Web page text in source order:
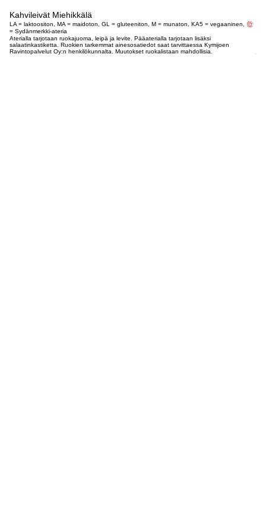
Kahvileivät Miehikkälä
LA = laktoositon, MA = maidoton, GL = gluteeniton, M = munaton, KA5 = vegaaninen,
= Sydänmerkki-ateria
Aterialla tarjotaan ruokajuoma, leipä ja levite. Pääaterialla tarjotaan lisäksi
salaatinkastiketta. Ruokien tarkemmat ainesosatiedot saat tarvittaessa Kymijoen
Ravintopalvelut Oy:n henkilökunnalta. Muutokset ruokalistaan mahdollisia.